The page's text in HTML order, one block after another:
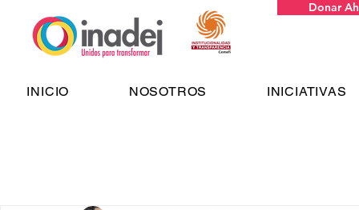
Donar
INICIO NOSOTROS INICIATIVAS